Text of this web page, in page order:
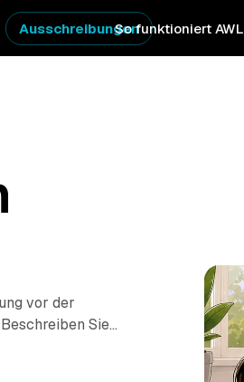
So funktioniert AWL
Ausschreibungen
vor der
Sie
Angebote